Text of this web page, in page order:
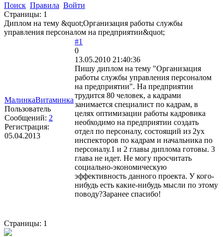
Поиск Правила Войти
Страницы: 1
Диплом на тему &quot;Организация работы службы
управления персоналом на предприятии&quot;
МалинкаВитаминка
Пользователь
Сообщений: 2
Регистрация:
05.04.2013
#1
0
13.05.2010 21:40:36
Пишу диплом на тему "Организация
работы службы управления персоналом
на предприятии". На предприятии
трудится 80 человек, а кадрами
занимается специалист по кадрам, в
целях оптимизации работы кадровика
необходимо на предприятии создать
отдел по персоналу, состоящий из 2ух
инспекторов по кадрам и начальника по
персоналу.1 и 2 главы диплома готовы. 3
глава не идет. Не могу просчитать
социально-экономическую
эффективность данного проекта. У кого-
нибудь есть какие-нибудь мысли по этому
поводу?Заранее спасибо!
Страницы: 1